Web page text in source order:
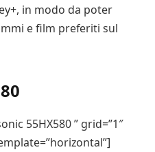
in modo da poter
e film preferiti sul
55HX580 ” grid=”1″